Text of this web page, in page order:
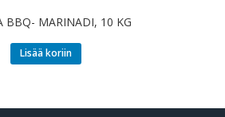
BBQ- MARINADI, 10 KG
Lisää koriin